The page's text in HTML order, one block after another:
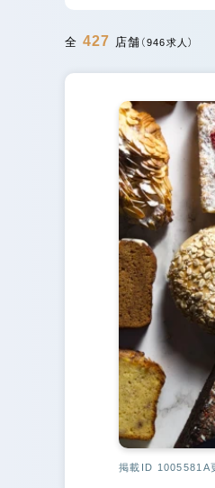
全 427 店舗 （946求人）
掲載ID 1005581A